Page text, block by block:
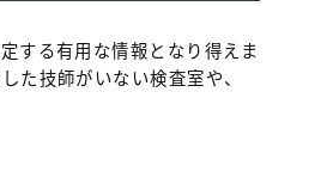
する有用な情報となり得えま
た技師がいない検査室や、